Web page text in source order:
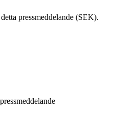
pressmeddelande (SEK).